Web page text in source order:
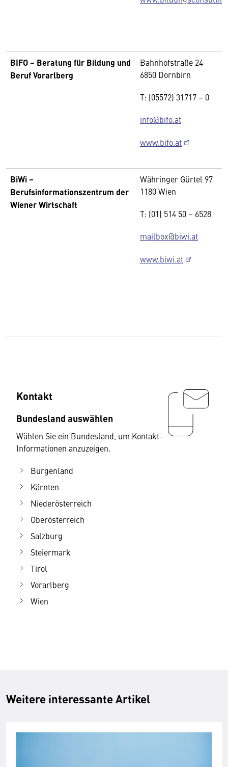
BIFO − Beratung für Bildung und
BerufVorarlberg
Bahnhofstraße 24
6850 Dornbirn
T: (05572) 31717 – 0
info@bifo.at
www.bifo.at
BiWi −
Berufsinformationszentrum der
Wiener Wirtschaft
Währinger Gürtel 97
1180 Wien
T: (01) 514 50 – 6528
mailbox@biwi.at
www.biwi.at
Kontakt
Bundesland auswählen
Wählen Sie ein Bundesland, um Kontakt-
Informationen anzuzeigen.
Burgenland
Kärnten
Niederösterreich
Oberösterreich
Salzburg
Steiermark
Tirol
Vorarlberg
Wien
Weitere interessante Artikel